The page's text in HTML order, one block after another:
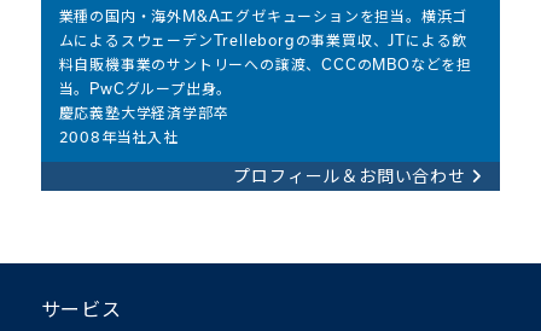
業種の国内・海外M&Aエグゼキューションを担当。横浜ゴ
ムによるスウェーデンTrelleborgの事業買収、JTによる飲
料自販機事業のサントリーへの譲渡、CCCのMBOなどを担
当。PwCグループ出身。
慶応義塾大学経済学部卒
2008年当社入社
プロフィール＆お問い合わせ
サービス